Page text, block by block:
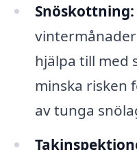
Snöskottning:
hjälpa till med
minska risken
av tunga